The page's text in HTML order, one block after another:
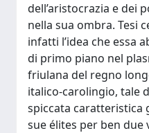
dell’aristocrazia e dei
nella sua ombra. Tesi
infatti l’idea che essa
di primo piano nel
friulana del regno
italico-carolingio, tale
spiccata caratteristica
sue élites per ben due